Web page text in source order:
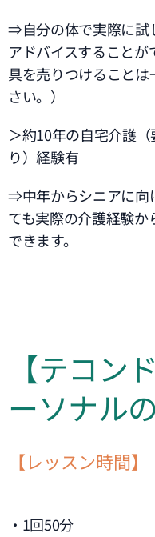
⇒自分の体で実際に試
アドバイスすること
具を売りつけること
さい。）
＞約10年の自宅介護
り）経験有
⇒中年からシニアに向
ても実際の介護経験か
できます。
【テコン
ーソナル
【レッスン時間】
・1回50分